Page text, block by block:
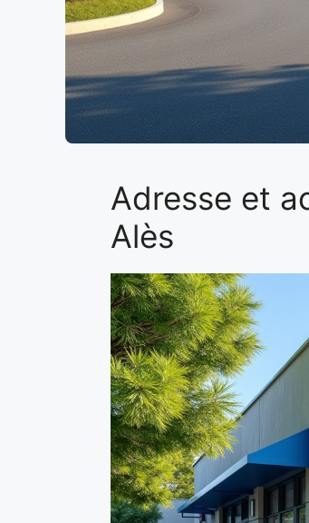
Adresse et
Alès